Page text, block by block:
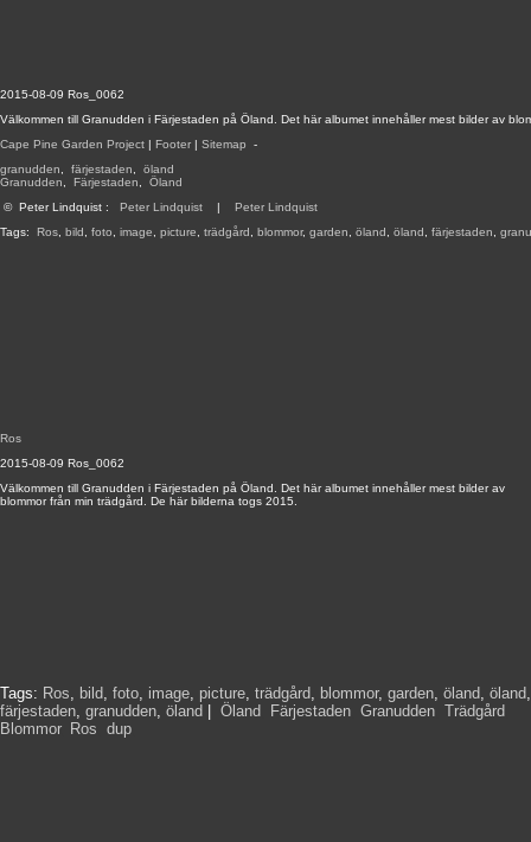
2015-08-09 Ros_0062
Välkommen till Granudden i Färjestaden på Öland. Det här albumet innehåller mest bilder av
Cape Pine Garden Project | Footer | Sitemap -
granudden
färjestaden
öland
Granudden
Färjestaden
Öland
© Peter Lindquist : Peter Lindquist | Peter Lindquist
Tags: Ros bild foto image picture trädgård blommor, garden öland öland färjestaden
Ros
2015-08-09 Ros_0062
Välkommen till Granudden i Färjestaden på Öland. Det här albumet innehåller mest bilder av
blommor från min trädgård. De här bilderna togs 2015.
Tags: Ros, bild, foto, image, picture, trädgård, blommor, garden, öland, öland,
färjestaden, granudden, öland Öland Färjestaden Granudden Trädgård
Blommor, Ros dup